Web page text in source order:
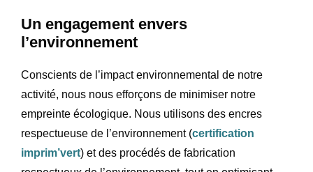
Un engagement envers
l’environnement
Conscients de l’impact environnemental de notre
activité, nous nous efforçons de minimiser notre
empreinte écologique. Nous utilisons des encres
respectueuse de l’environnement (certification
imprim’vert) et des procédés de fabrication